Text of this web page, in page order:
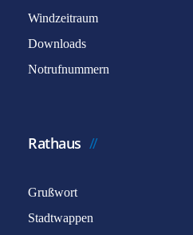
Windzeitraum
Downloads
Notrufnummern
Rathaus
Grußwort
Stadtwappen